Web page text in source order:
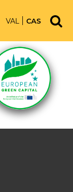
VAL CAS